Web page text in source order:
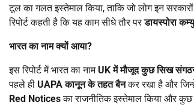
टूल का गलत इस्तेमाल किया, ताकि जो लोग इन
रिपोर्ट कहती है कि यह काम सीधे तौर परडायस्पोरा
भारत का नाम क्यों आया?
इस रिपोर्ट में भारत का नाम UKमें मौजूद कुछ सिख
पहले ही UAPAकानून के तहत बैनकर रखा है और
Red Noticesका राजनीतिक इस्तेमाल किया और कुछ